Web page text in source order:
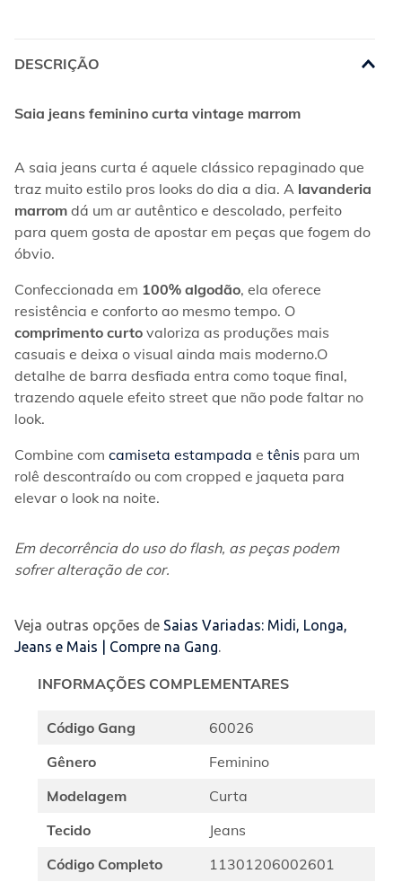
DESCRIÇÃO
Saia jeans feminino curta vintage marrom
A saia jeans curta é aquele clássico repaginado que
traz muito estilo pros looks do dia a dia. A lavanderia
marrom dá um ar autêntico e descolado, perfeito
para quem gosta de apostar em peças que fogem do
óbvio.
Confeccionada em 100% algodão, ela oferece
resistência e conforto ao mesmo tempo. O
comprimento curto valoriza as produções mais
casuais e deixa o visual ainda mais moderno.O
detalhe de barra desfiada entra como toque final,
trazendo aquele efeito street que não pode faltar no
look.
Combine com camiseta estampada e tênis para um
rolê descontraído ou com cropped e jaqueta para
elevar o look na noite.
Em decorrência do uso do flash, as peças podem
sofrer alteração de cor.
Veja outras opções de Saias Variadas: Midi, Longa,
Jeans e Mais | Compre na Gang.
INFORMAÇÕES COMPLEMENTARES
Código Gang
60026
Gênero
Feminino
Modelagem
Curta
Tecido
Jeans
Código Completo
11301206002601